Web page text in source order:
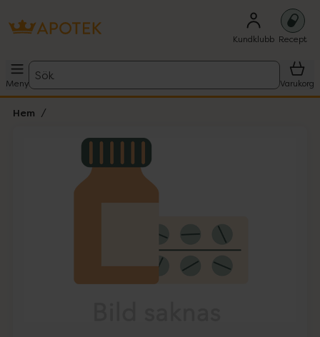
Kundklubb Recept
Meny
Sök
Varukorg
Hem
Lista: . Innehåller 1 objekt.